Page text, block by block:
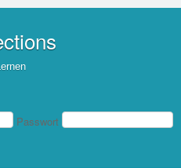
Passwort